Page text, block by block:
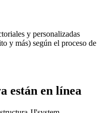
y personalizadas
y más) según el proceso de
están en línea